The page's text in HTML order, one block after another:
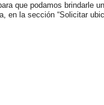
que podamos brindarle
en la sección “Solicitar